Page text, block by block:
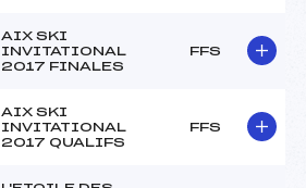
AIX SKI
INVITATIONAL
2017 FINALES
FFS
AIX SKI
INVITATIONAL
2017 QUALIFS
FFS